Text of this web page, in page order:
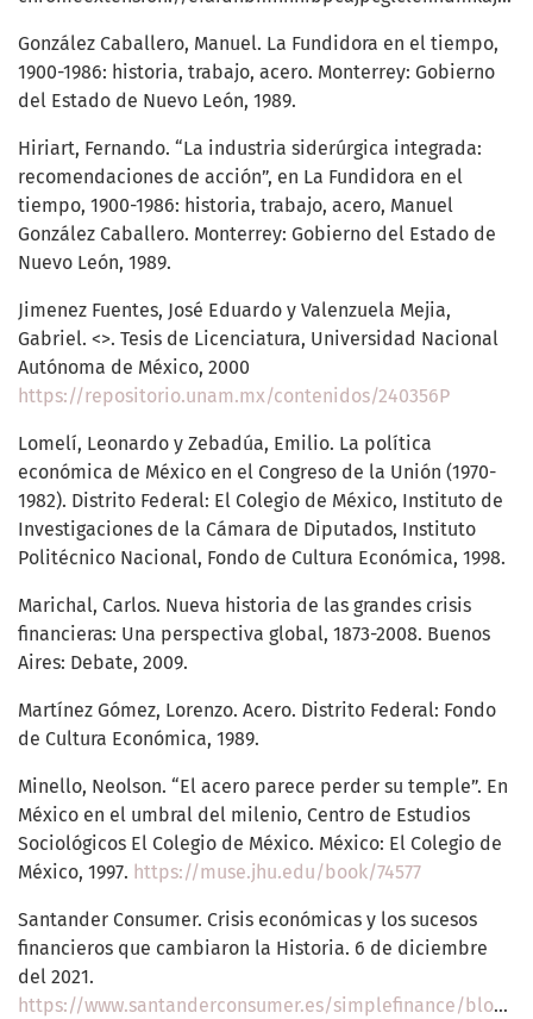
González Caballero, Manuel. La Fundidora en el tiempo,
1900-1986: historia, trabajo, acero. Monterrey: Gobierno
del Estado de Nuevo León, 1989.
Hiriart, Fernando. “La industria siderúrgica integrada:
recomendaciones de acción”, en La Fundidora en el
tiempo, 1900-1986: historia, trabajo, acero, Manuel
González Caballero. Monterrey: Gobierno del Estado de
Nuevo León, 1989.
Jimenez Fuentes, José Eduardo y Valenzuela Mejia,
Gabriel. <>. Tesis de Licenciatura, Universidad Nacional
Autónoma de México, 2000
https://repositorio.unam.mx/contenidos/240356P
Lomelí, Leonardo y Zebadúa, Emilio. La política
económica de México en el Congreso de la Unión (1970-
1982). Distrito Federal: El Colegio de México, Instituto de
Investigaciones de la Cámara de Diputados, Instituto
Politécnico Nacional, Fondo de Cultura Económica, 1998.
Marichal, Carlos. Nueva historia de las grandes crisis
financieras: Una perspectiva global, 1873-2008. Buenos
Aires: Debate, 2009.
Martínez Gómez, Lorenzo. Acero. Distrito Federal: Fondo
de Cultura Económica, 1989.
Minello, Neolson. “El acero parece perder su temple”. En
México en el umbral del milenio, Centro de Estudios
Sociológicos El Colegio de México. México: El Colegio de
México, 1997. https://muse.jhu.edu/book/74577
Santander Consumer. Crisis económicas y los sucesos
financieros que cambiaron la Historia. 6 de diciembre
del 2021.
https://www.santanderconsumer.es/simplefinance/blog/